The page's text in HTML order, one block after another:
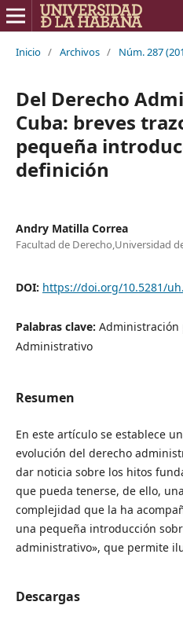
Inicio / Archivos / Núm. 287
Del Derecho
Cuba: breves
pequeña
definición
Andry Matilla Correa
Facultad de Derecho,Universidad
DOI: https://doi.org/10.5281/
Palabras clave: Administración
Administrativo
Resumen
En este artículo se establece
evolución del derecho
dar noticia sobre los hitos
que pueda tenerse, de ello,
complejidad que la ha
una pequeña introducción
administrativo», que permite
Descargas